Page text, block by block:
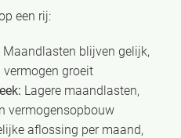
een rij:
Maandlasten blijven gelijk,
vermogen groeit
Lagere maandlasten,
vermogensopbouw
aflossing per maand,